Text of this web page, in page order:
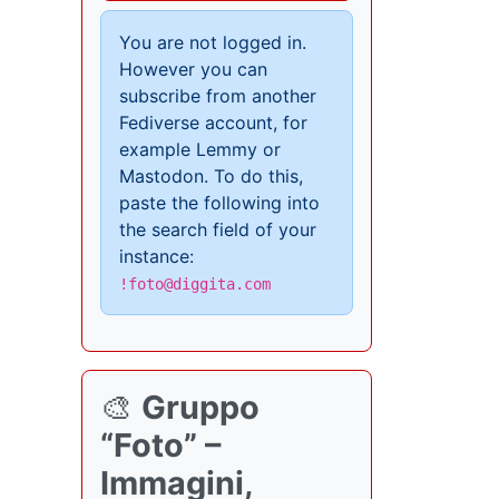
You are not logged in.
However you can
subscribe from another
Fediverse account, for
example Lemmy or
Mastodon. To do this,
paste the following into
the search field of your
instance:
!foto@diggita.com
🎨 Gruppo
“Foto” –
Immagini,